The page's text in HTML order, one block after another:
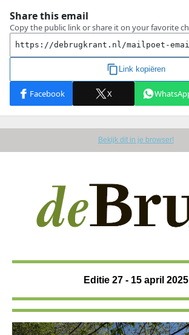
Bekijk dit in je browser!
Editie 27 - 15 april 2025